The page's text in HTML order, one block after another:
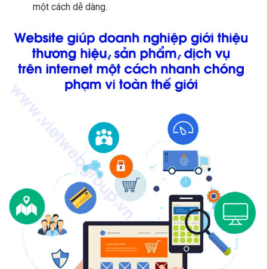
một cách dễ dàng.